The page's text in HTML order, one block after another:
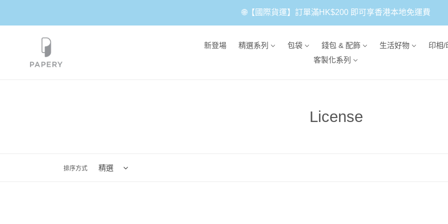
內
🌐【國際貨運】訂單滿HK$200 即可享香港本地免運費
新登場 精選系列 包袋 錢包 & 配飾 生活好物
印相/
客製化系列
商
License
排序方式